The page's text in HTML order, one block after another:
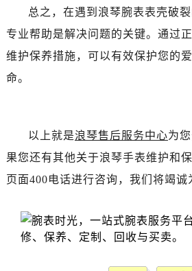
总之，在遇到浪琴腕表表壳破
专业帮助是解决问题的关键。通过
维护保养措施，可以有效保护您的
命。
以上就是浪琴售后服务中心为
果您还有其他关于浪琴手表维护和
页面400电话进行咨询，我们将竭诚